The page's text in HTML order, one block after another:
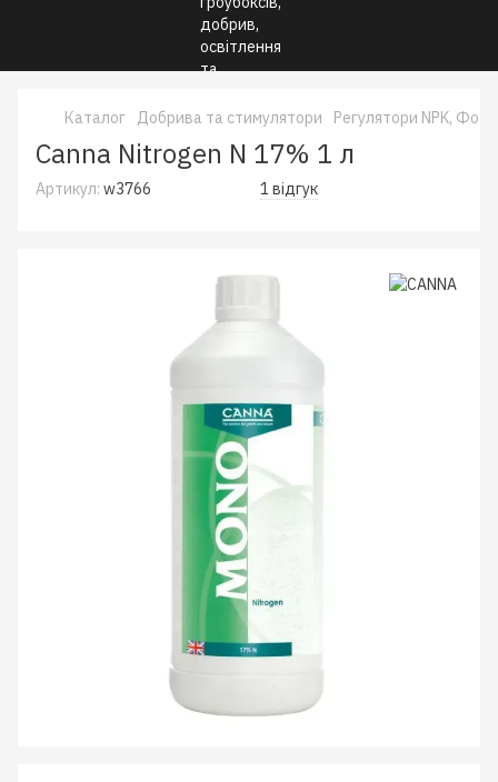
Каталог Добрива та стимулятори Регулятори NPK,
Canna Nitrogen N 17% 1 л
Артикул: w3766 1 відгук